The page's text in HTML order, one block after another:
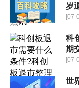
岁
[07-
科
期
[07-
世